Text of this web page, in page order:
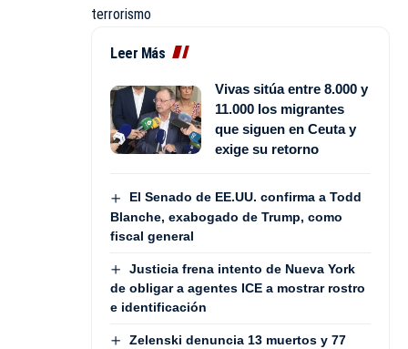
terrorismo
Leer Más
Vivas sitúa entre 8.000 y
11.000 los migrantes
que siguen en Ceuta y
exige su retorno
El Senado de EE.UU. confirma a Todd
Blanche, exabogado de Trump, como
fiscal general
Justicia frena intento de Nueva York
de obligar a agentes ICE a mostrar rostro
e identificación
Zelenski denuncia 13 muertos y 77